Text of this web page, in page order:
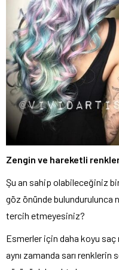
Zengin ve hareketli
Şu an sahip olabileceğiniz
göz önünde bulundurulunca
tercih etmeyesiniz?
Esmerler için daha koyu saç
aynı zamanda sarı renklerin